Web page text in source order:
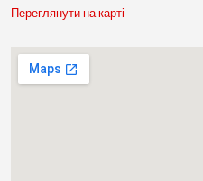
Переглянути на карті